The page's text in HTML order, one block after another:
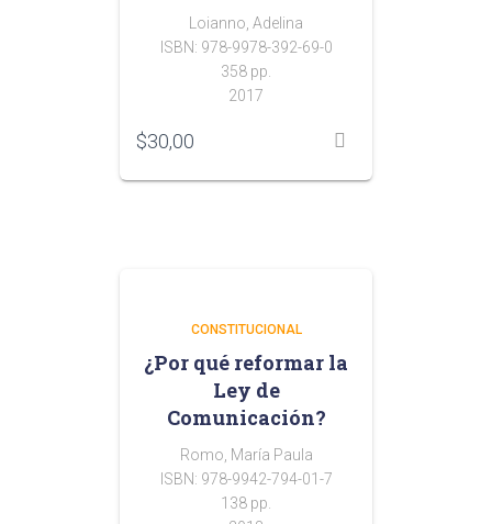
Loianno, Adelina
ISBN: 978-9978-392-69-0
358 pp.
2017
$30,00
CONSTITUCIONAL
¿Por qué reformar la
Ley de
Comunicación?
Romo, María Paula
ISBN: 978-9942-794-01-7
138 pp.